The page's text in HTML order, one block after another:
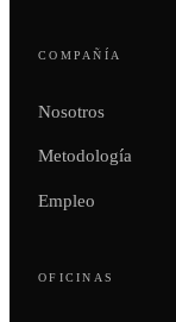
COMPAÑÍA
Nosotros
Metodología
Empleo
OFICINAS